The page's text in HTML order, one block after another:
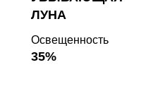
ЛУНА
Освещенность
35%